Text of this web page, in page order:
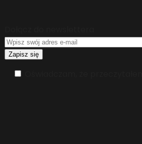
Oświadczam, że